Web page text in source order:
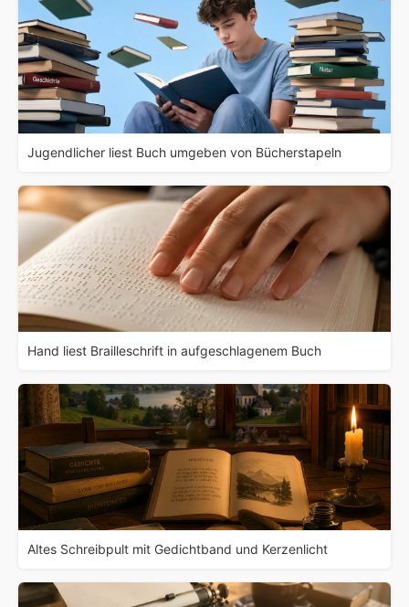
Jugendlicher liest Buch umgeben von Bücherstapeln
Hand liest Brailleschrift in aufgeschlagenem Buch
Altes Schreibpult mit Gedichtband und Kerzenlicht